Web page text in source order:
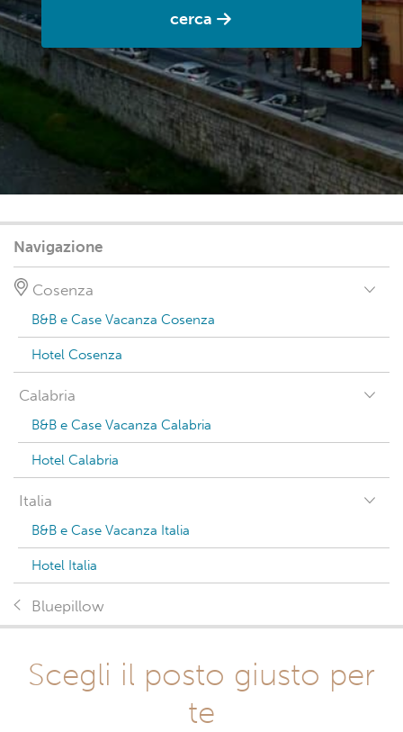
cerca
Navigazione
Cosenza
B&B e Case Vacanza Cosenza
Hotel Cosenza
Calabria
B&B e Case Vacanza Calabria
Hotel Calabria
Italia
B&B e Case Vacanza Italia
Hotel Italia
Bluepillow
Scegli il posto giusto per
te